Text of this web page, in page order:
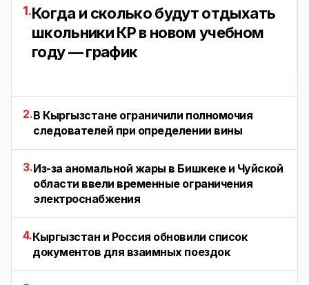
1.Когда и сколько будут отдыхать
школьники КР в новом учебном
году — график
2.В Кыргызстане ограничили полномочия
следователей при определении вины
3.Из-за аномальной жары в Бишкеке и Чуйской
области ввели временные ограничения
электроснабжения
4.Кыргызстан и Россия обновили список
документов для взаимных поездок